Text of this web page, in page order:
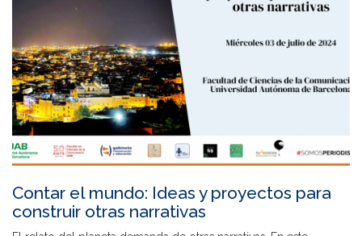
Contar el mundo: Ideas y proyectos para
construir otras narrativas